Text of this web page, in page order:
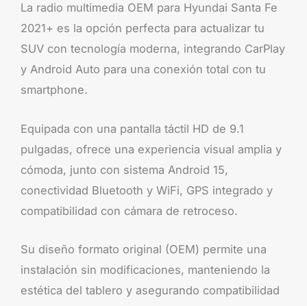
La radio multimedia OEM para Hyundai Santa Fe
2021+ es la opción perfecta para actualizar tu
SUV con tecnología moderna, integrando CarPlay
y Android Auto para una conexión total con tu
smartphone.
Equipada con una pantalla táctil HD de 9.1
pulgadas, ofrece una experiencia visual amplia y
cómoda, junto con sistema Android 15,
conectividad Bluetooth y WiFi, GPS integrado y
compatibilidad con cámara de retroceso.
Su diseño formato original (OEM) permite una
instalación sin modificaciones, manteniendo la
estética del tablero y asegurando compatibilidad